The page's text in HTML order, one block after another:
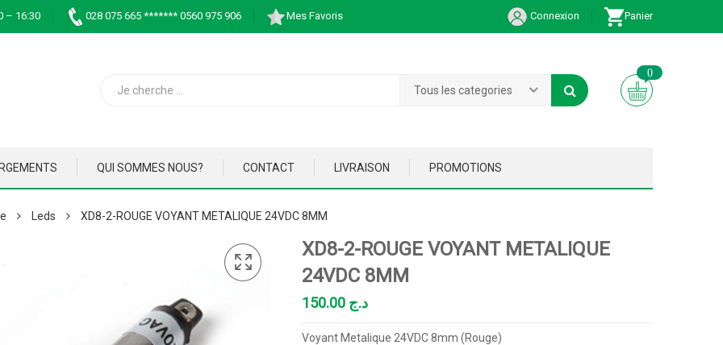
– 16:30 028 075 665 ******* 0560 975 906 Mes Favoris Connexion Panier
Tous les categories
0
QUI SOMMES NOUS? CONTACT LIVRAISON PROMOTIONS
Leds XD8-2-ROUGE VOYANT METALIQUE 24VDC 8MM
XD8-2-ROUGE VOYANT METALIQUE
24VDC 8MM
د.ج
Voyant Metalique 24VDC 8mm (Rouge)